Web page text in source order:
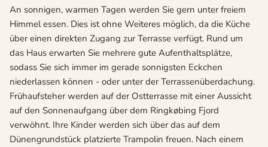
An sonnigen, warmen Tagen werden Sie gern unter freiem
Himmel essen. Dies ist ohne Weiteres möglich, da die Küche
über einen direkten Zugang zur Terrasse verfügt. Rund um
das Haus erwarten Sie mehrere gute Aufenthaltsplätze,
sodass Sie sich immer im gerade sonnigsten Eckchen
niederlassen können - oder unter der Terrassenüberdachung.
Frühaufsteher werden auf der Ostterrasse mit einer Aussicht
auf den Sonnenaufgang über dem Ringkøbing Fjord
verwöhnt. Ihre Kinder werden sich über das auf dem
Dünengrundstück platzierte Trampolin freuen. Nach einem